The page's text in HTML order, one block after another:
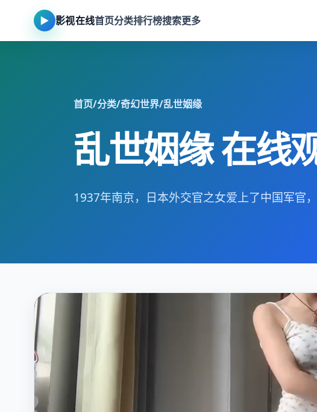
▶ 影视在线首页分类排行榜搜索更多
首页/分类/奇幻世界/乱世姻缘
乱世姻缘 在线
1937年南京，日本外交官之女爱上了中国军官